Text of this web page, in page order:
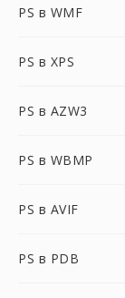
PS в WMF
PS в XPS
PS в AZW3
PS в WBMP
PS в AVIF
PS в PDB